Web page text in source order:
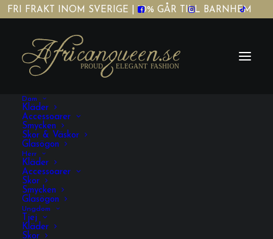
FRI FRAKT INOM SVERIGE | 10% GÅR TILL BARNHEM
Dam
Kläder
Accessoarer
Smycken
Skor & Väskor
Glasögon
Herr
Kläder
Accessoarer
Skor
Smycken
Glasögon
Ungdom
Tjej
Kläder
Skor
Nyhet!!!!Alkebulan
Home